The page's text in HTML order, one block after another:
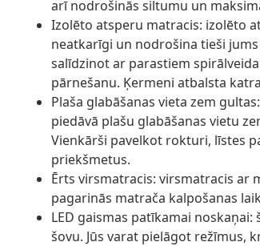
arī nodrošinās siltumu un
Izolēto atsperu matracis: izolēto
neatkarīgi un nodrošina tieši
salīdzinot ar parastiem
pārnešanu. Ķermeni atbalsta
Plaša glabāšanas vieta zem
piedāvā plašu glabāšanas vietu
Vienkārši pavelkot rokturi, līstes
priekšmetus.
Ērts virsmatracis: virsmatracis ar
pagarinās matrača kalpošanas
LED gaismas patīkamai
šovu. Jūs varat pielāgot režīmus,